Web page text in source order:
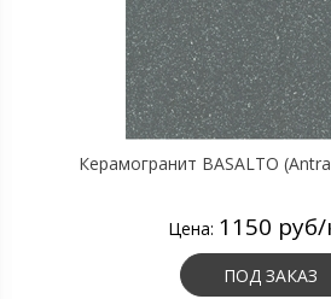
Керамогранит BASALTO
Цена: 1150
ПОД ЗАКАЗ